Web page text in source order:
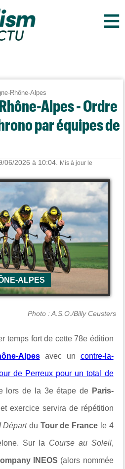
≡
Rhône-Alpes
Alpes - Ordre
par équipes de
06/2026 à 10:04.
Mis à jour le
ALPES
Photo : A.S.O./Billy Ceusters
temps fort de cette 78e édition
Alpesavec un contre-la-
de Perreux pour un total de
lors de la 3e étape de Paris-
exercice servira de répétition
Départdu Tour de France le 4
. Sur la Course au Soleil,
INEOS (alors nommée